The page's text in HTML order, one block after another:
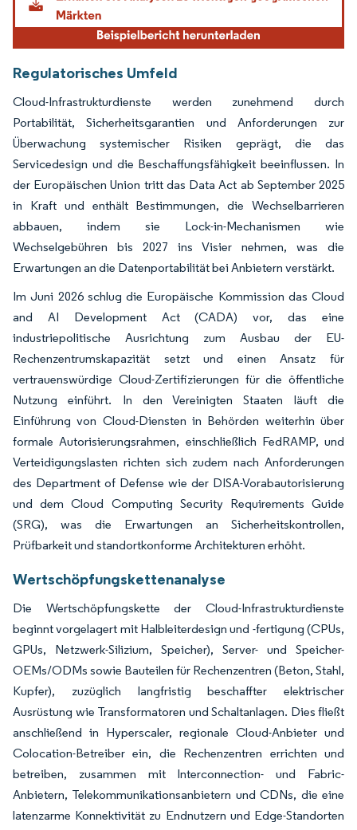
Regulatorisches Umfeld
Cloud-Infrastrukturdienste werden zunehmend durch
Portabilität, Sicherheitsgarantien und Anforderungen zur
Überwachung systemischer Risiken geprägt, die das
Servicedesign und die Beschaffungsfähigkeit beeinflussen. In
der Europäischen Union tritt das Data Act ab September 2025
in Kraft und enthält Bestimmungen, die Wechselbarrieren
abbauen, indem sie Lock-in-Mechanismen wie
Wechselgebühren bis 2027 ins Visier nehmen, was die
Erwartungen an die Datenportabilität bei Anbietern verstärkt.
Im Juni 2026 schlug die Europäische Kommission das Cloud
and AI Development Act (CADA) vor, das eine
industriepolitische Ausrichtung zum Ausbau der EU-
Rechenzentrumskapazität setzt und einen Ansatz für
vertrauenswürdige Cloud-Zertifizierungen für die öffentliche
Nutzung einführt. In den Vereinigten Staaten läuft die
Einführung von Cloud-Diensten in Behörden weiterhin über
formale Autorisierungsrahmen, einschließlich FedRAMP, und
Verteidigungslasten richten sich zudem nach Anforderungen
des Department of Defense wie der DISA-Vorabautorisierung
und dem Cloud Computing Security Requirements Guide
(SRG), was die Erwartungen an Sicherheitskontrollen,
Prüfbarkeit und standortkonforme Architekturen erhöht.
Wertschöpfungskettenanalyse
Die Wertschöpfungskette der Cloud-Infrastrukturdienste
beginnt vorgelagert mit Halbleiterdesign und -fertigung (CPUs,
GPUs, Netzwerk-Silizium, Speicher), Server- und Speicher-
OEMs/ODMs sowie Bauteilen für Rechenzentren (Beton, Stahl,
Kupfer), zuzüglich langfristig beschaffter elektrischer
Ausrüstung wie Transformatoren und Schaltanlagen. Dies fließt
anschließend in Hyperscaler, regionale Cloud-Anbieter und
Colocation-Betreiber ein, die Rechenzentren errichten und
betreiben, zusammen mit Interconnection- und Fabric-
Anbietern, Telekommunikationsanbietern und CDNs, die eine
latenzarme Konnektivität zu Endnutzern und Edge-Standorten